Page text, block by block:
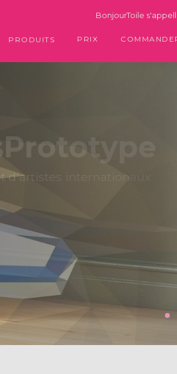
BonjourToile
PRODUITS PRIX
d'artistes internationaux